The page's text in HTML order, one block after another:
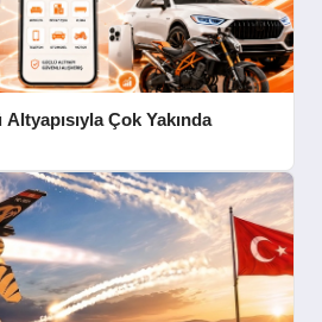
Çok Yakında